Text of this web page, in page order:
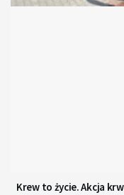
Krew to życie. Akcja